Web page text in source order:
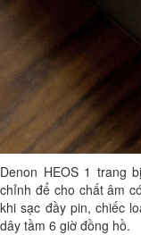
Denon HEOS 1 trang
chỉnh để cho chất âm
khi sạc đầy pin, chiếc
dây tầm 6 giờ đồng hồ.